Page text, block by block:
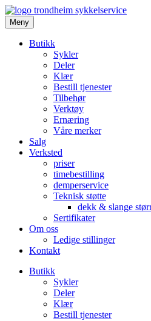
Meny
Butikk
Sykler
Deler
Klær
Bestill tjenester
Tilbehør
Verktøy
Ernæring
Våre merker
Salg
Verksted
priser
timebestilling
demperservice
Teknisk støtte
dekk & slange
Sertifikater
Om oss
Ledige stillinger
Kontakt
Butikk
Sykler
Deler
Klær
Bestill tjenester